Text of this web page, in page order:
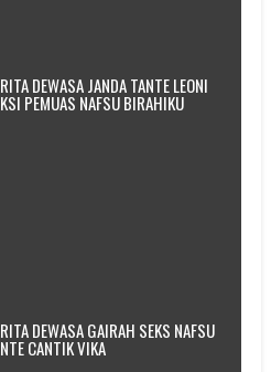
DEWASA JANDA TANTE LEONI
PEMUAS NAFSU BIRAHIKU
DEWASA GAIRAH SEKS NAFSU
CANTIK VIKA